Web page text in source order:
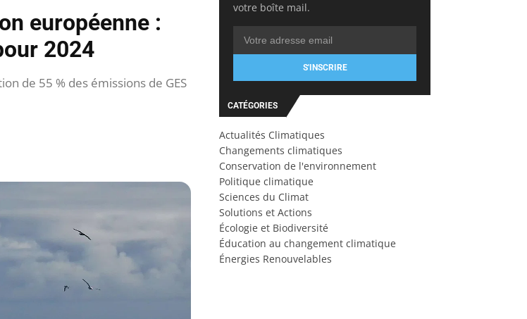
européenne :
2024
de 55 % des émissions de GES
votre boîte mail.
S'INSCRIRE
CATÉGORIES
Actualités Climatiques
Changements climatiques
Conservation de l'environnement
Politique climatique
Sciences du Climat
Solutions et Actions
Écologie et Biodiversité
Éducation au changement climatique
Énergies Renouvelables